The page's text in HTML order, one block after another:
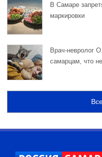
В Самаре
маркировки
Врач-невролог
самарцам, что